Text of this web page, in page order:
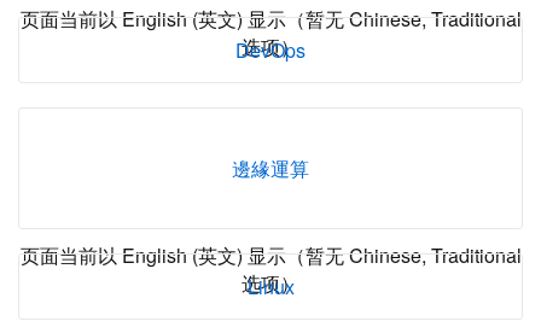
页面当前以 English (英文) 显示（暂无 Chinese, Traditional
选项）
DevOps
邊緣運算
页面当前以 English (英文) 显示（暂无 Chinese, Traditional
选项）
Linux